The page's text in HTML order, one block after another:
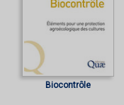
Biocontrôle